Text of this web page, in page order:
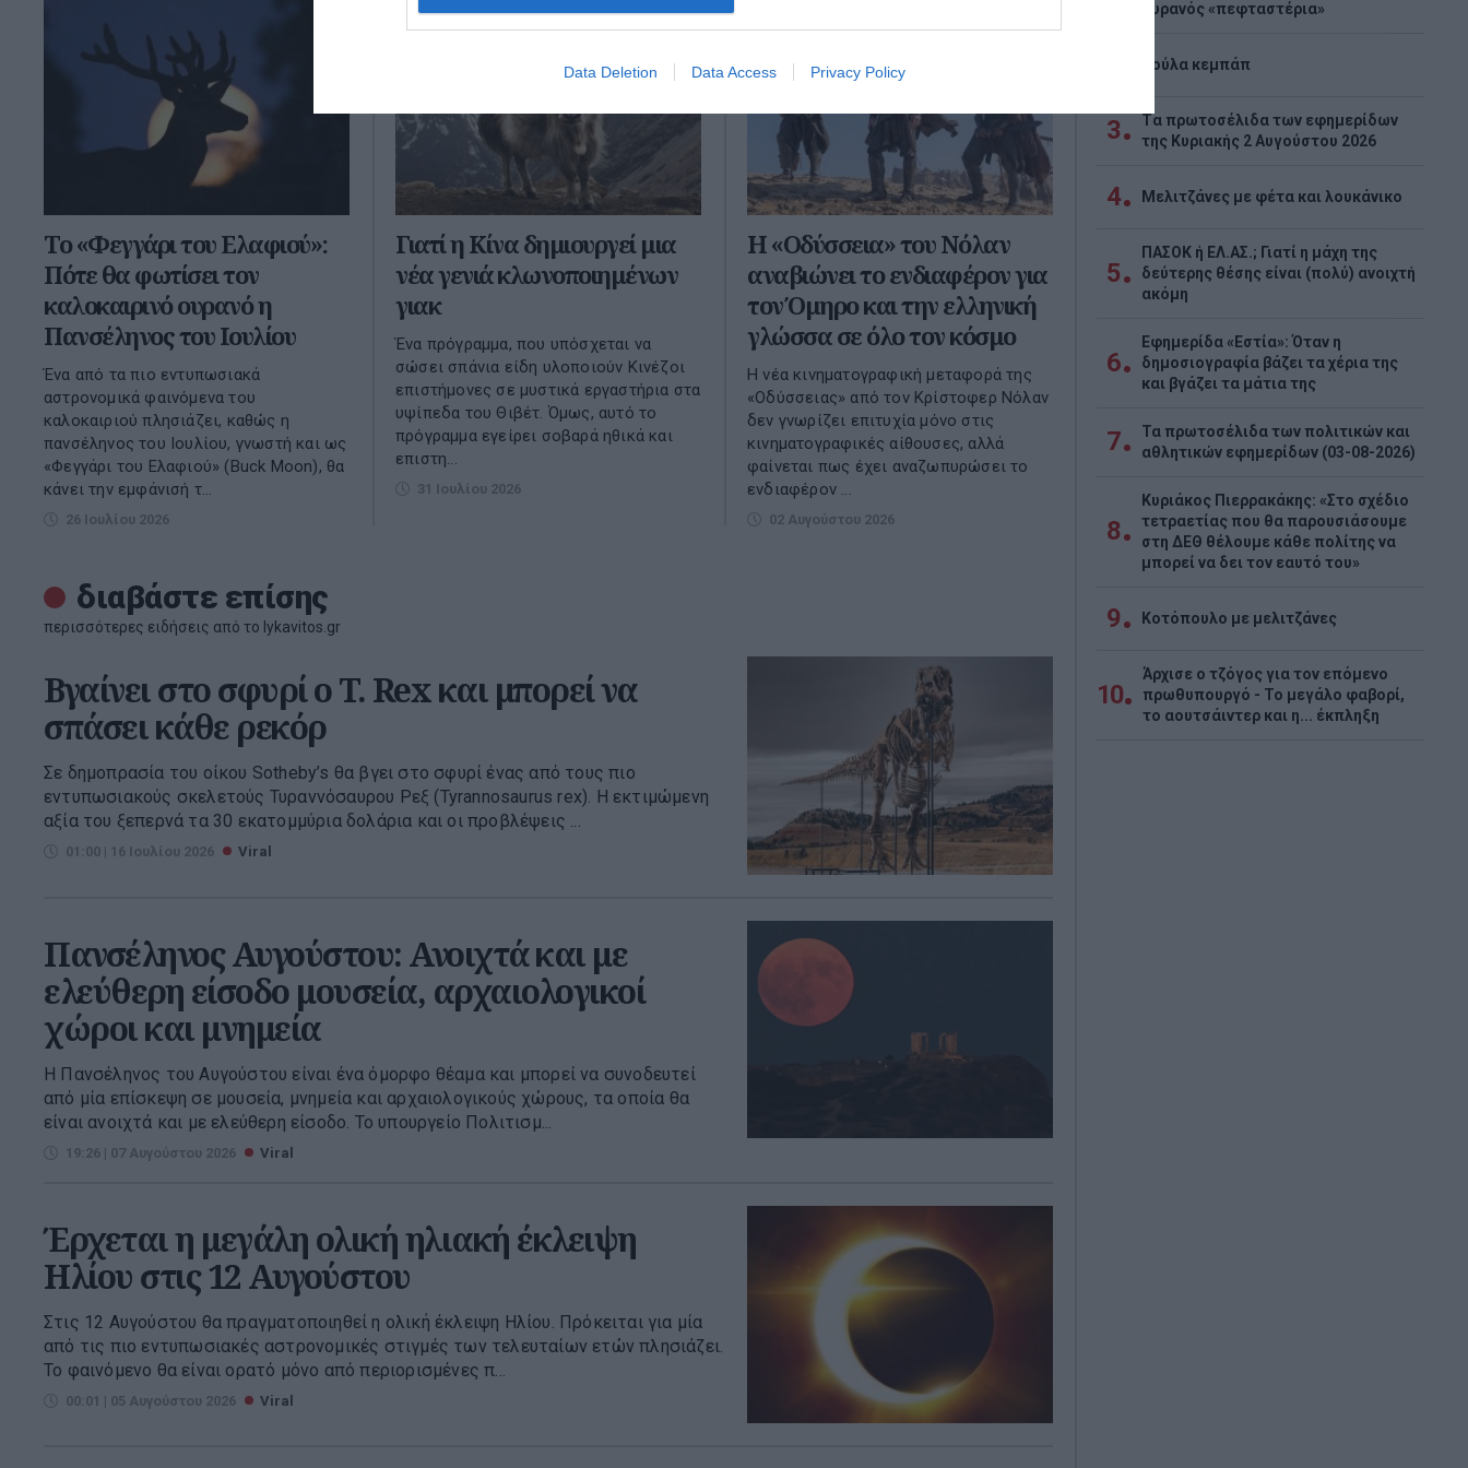
Data Deletion Data Access Privacy Policy
Το «Φεγγάρι του Ελαφιού»:
Πότε θα φωτίσει τον
καλοκαιρινό ουρανό η
Πανσέληνος του Ιουλίου
Ένα από τα πιο εντυπωσιακά
αστρονομικά φαινόμενα του
καλοκαιριού πλησιάζει, καθώς η
πανσέληνος του Ιουλίου, γνωστή και ως
«Φεγγάρι του Ελαφιού» (Buck Moon), θα
κάνει την εμφάνισή τ...
26 Ιουλίου 2026
Γιατί η Κίνα δημιουργεί μια
νέα γενιά κλωνοποιημένων
γιακ
Ένα πρόγραμμα, που υπόσχεται να
σώσει σπάνια είδη υλοποιούν Κινέζοι
επιστήμονες σε μυστικά εργαστήρια στα
υψίπεδα του Θιβέτ. Όμως, αυτό το
πρόγραμμα εγείρει σοβαρά ηθικά και
επιστη...
31 Ιουλίου 2026
Η «Οδύσσεια» του Νόλαν
αναβιώνει το ενδιαφέρον για
τον Όμηρο και την ελληνική
γλώσσα σε όλο τον κόσμο
Η νέα κινηματογραφική μεταφορά της
«Οδύσσειας» από τον Κρίστοφερ Νόλαν
δεν γνωρίζει επιτυχία μόνο στις
κινηματογραφικές αίθουσες, αλλά
φαίνεται πως έχει αναζωπυρώσει το
ενδιαφέρον ...
02 Αυγούστου 2026
διαβάστε επίσης
περισσότερες ειδήσεις από το lykavitos.gr
Βγαίνει στο σφυρί ο T. Rex και μπορεί να
σπάσει κάθε ρεκόρ
Σε δημοπρασία του οίκου Sotheby’s θα βγει στο σφυρί ένας από τους πιο
εντυπωσιακούς σκελετούς Τυραννόσαυρου Ρεξ (Tyrannosaurus rex). H εκτιμώμενη
αξία του ξεπερνά τα 30 εκατομμύρια δολάρια και οι προβλέψεις ...
01:00 | 16 Ιουλίου 2026 Viral
Πανσέληνος Αυγούστου: Ανοιχτά και με
ελεύθερη είσοδο μουσεία, αρχαιολογικοί
χώροι και μνημεία
Η Πανσέληνος του Αυγούστου είναι ένα όμορφο θέαμα και μπορεί να συνοδευτεί
από μία επίσκεψη σε μουσεία, μνημεία και αρχαιολογικούς χώρους, τα οποία θα
είναι ανοιχτά και με ελεύθερη είσοδο. Το υπουργείο Πολιτισμ...
19:26 | 07 Αυγούστου 2026 Viral
Έρχεται η μεγάλη ολική ηλιακή έκλειψη
Ηλίου στις 12 Αυγούστου
Στις 12 Αυγούστου θα πραγματοποιηθεί η ολική έκλειψη Ηλίου. Πρόκειται για μία
από τις πιο εντυπωσιακές αστρονομικές στιγμές των τελευταίων ετών πλησιάζει.
Το φαινόμενο θα είναι ορατό μόνο από περιορισμένες π...
00:01 | 05 Αυγούστου 2026 Viral
ουρανός «πεφταστέρια»
Λούλα κεμπάπ
3
Tα πρωτοσέλιδα των εφημερίδων
της Κυριακής 2 Αυγούστου 2026
4 Μελιτζάνες με φέτα και λουκάνικο
5
ΠΑΣΟΚ ή ΕΛ.ΑΣ.; Γιατί η μάχη της
δεύτερης θέσης είναι (πολύ) ανοιχτή
ακόμη
6
Εφημερίδα «Εστία»: Όταν η
δημοσιογραφία βάζει τα χέρια της
και βγάζει τα μάτια της
7
Τα πρωτοσέλιδα των πολιτικών και
αθλητικών εφημερίδων (03-08-2026)
8
Κυριάκος Πιερρακάκης: «Στο σχέδιο
τετραετίας που θα παρουσιάσουμε
στη ΔΕΘ θέλουμε κάθε πολίτης να
μπορεί να δει τον εαυτό του»
9 Κοτόπουλο με μελιτζάνες
10
Άρχισε ο τζόγος για τον επόμενο
πρωθυπουργό - Το μεγάλο φαβορί,
το αουτσάιντερ και η... έκπληξη